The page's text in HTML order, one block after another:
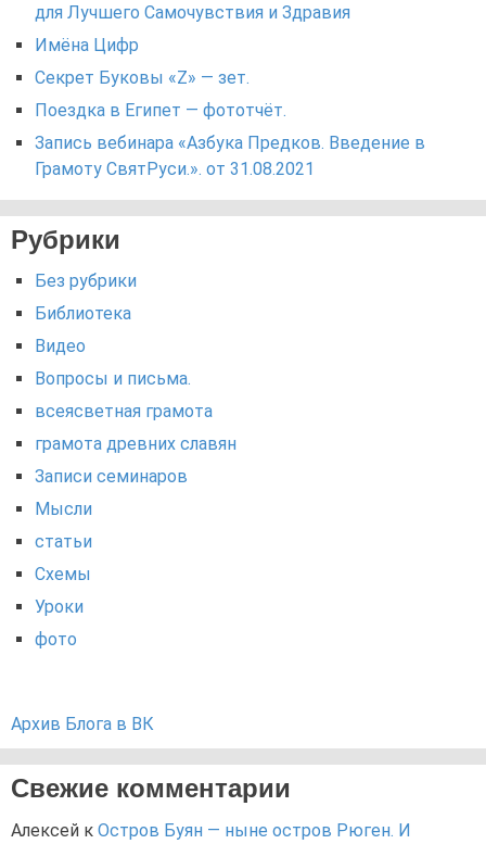
для Лучшего Самочувствия и Здравия
Имёна Цифр
Секрет Буковы «Z» — зет.
Поездка в Египет — фототчёт.
Запись вебинара «Азбука Предков. Введение в
Грамоту СвятРуси.». от 31.08.2021
Рубрики
Без рубрики
Библиотека
Видео
Вопросы и письма.
всеясветная грамота
грамота древних славян
Записи семинаров
Мысли
статьи
Схемы
Уроки
фото
Архив Блога в ВК
Свежие комментарии
Алексей к Остров Буян — ныне остров Рюген. И